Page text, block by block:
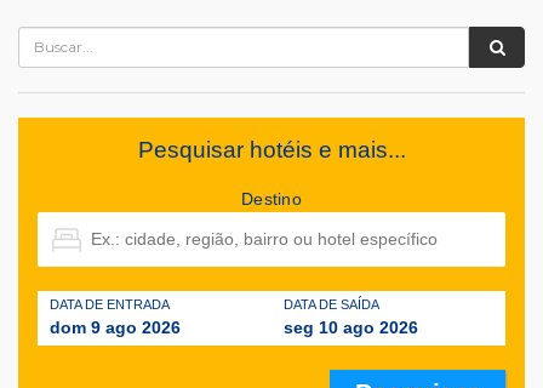
Pesquisar hotéis e mais...
Destino
DATA DE ENTRADA
dom 9 ago 2026
DATA DE SAÍDA
seg 10 ago 2026